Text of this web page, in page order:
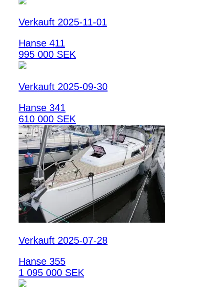
Verkauft 2025-11-01
Hanse 411
995 000 SEK
Verkauft 2025-09-30
Hanse 341
610 000 SEK
Verkauft 2025-07-28
Hanse 355
1 095 000 SEK